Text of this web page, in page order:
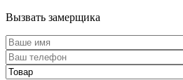
Вызвать замерщика